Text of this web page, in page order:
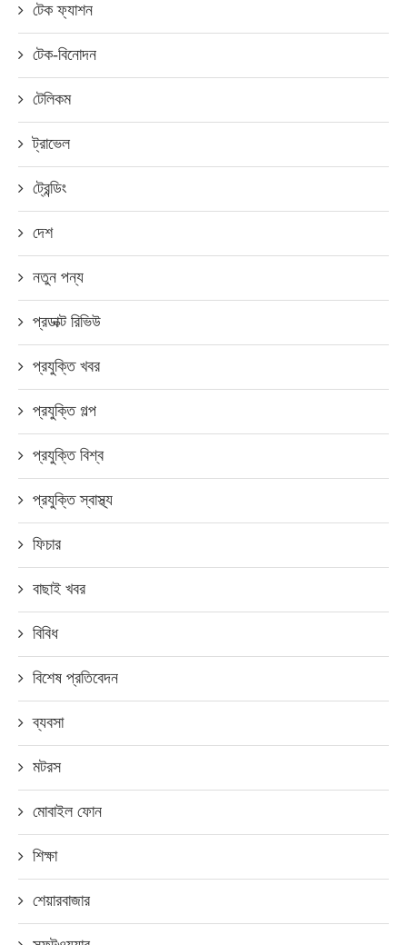
টেক ফ্যাশন
টেক-বিনোদন
টেলিকম
ট্রাভেল
ট্রেন্ডিং
দেশ
নতুন পন্য
প্রডাক্ট রিভিউ
প্রযুক্তি খবর
প্রযুক্তি গল্প
প্রযুক্তি বিশ্ব
প্রযুক্তি স্বাস্থ্য
ফিচার
বাছাই খবর
বিবিধ
বিশেষ প্রতিবেদন
ব্যবসা
মটরস
মোবাইল ফোন
শিক্ষা
শেয়ারবাজার